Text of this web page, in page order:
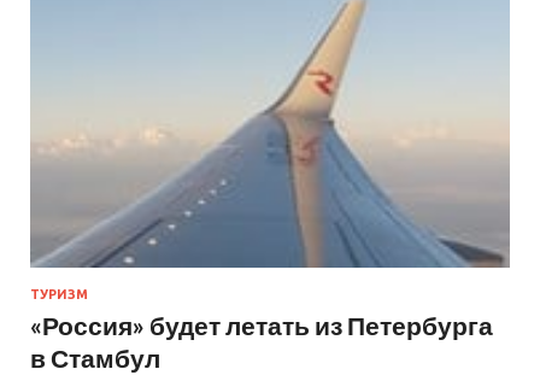
ТУРИЗМ
«Россия» будет летать из Петербурга
в Стамбул